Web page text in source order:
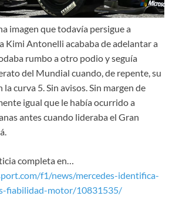
imagen que todavía persigue a
Kimi Antonelli acababa de adelantar a
rumbo a otro podio y seguía
del Mundial cuando, de repente, su
la curva 5. Sin avisos. Sin margen de
igual que le había ocurrido a
antes cuando lideraba el Gran
completa en…
f1/news/mercedes-identifica-
fiabilidad-motor/10831535/